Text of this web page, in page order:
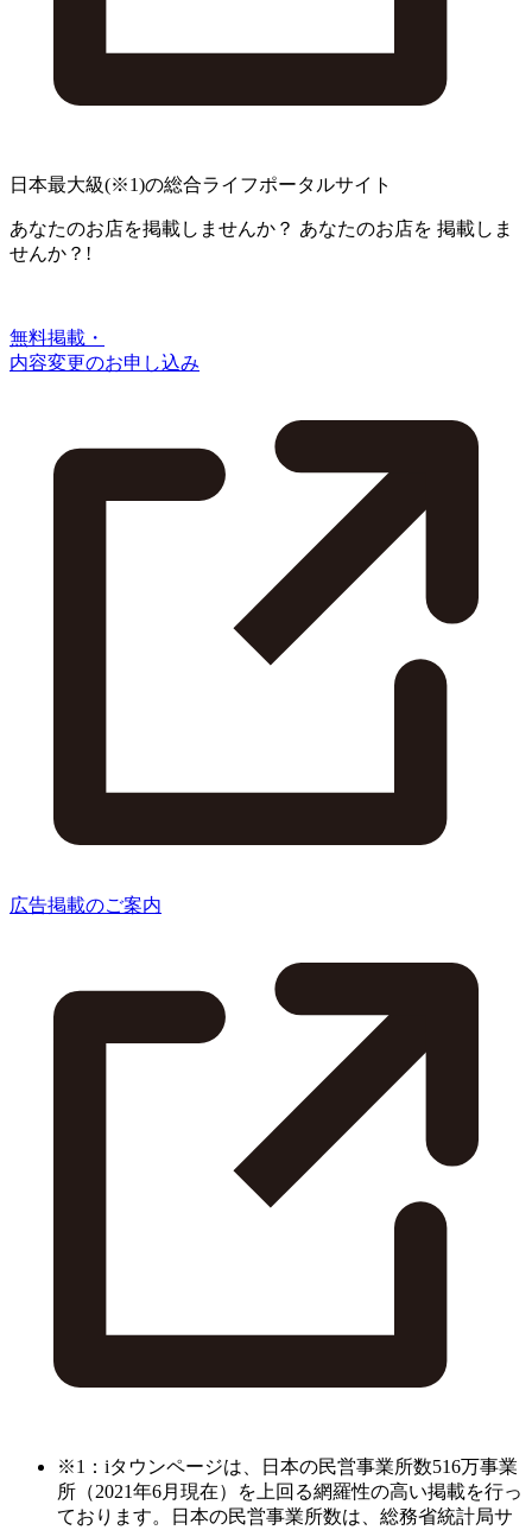
日本最大級(※1)の総合ライフポータルサイト
あなたのお店を掲載しませんか？ あなたのお店を 掲載しま
せんか？!
無料掲載・
内容変更のお申し込み
広告掲載のご案内
※1：iタウンページは、日本の民営事業所数516万事業
所（2021年6月現在）を上回る網羅性の高い掲載を行っ
ております。日本の民営事業所数は、総務省統計局サ